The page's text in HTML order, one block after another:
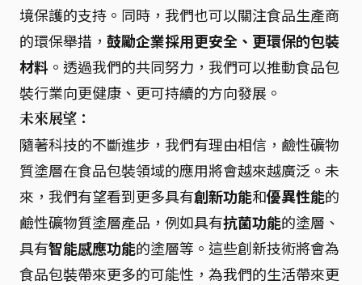
境保護的支持。同時，我們也可以關注食品生產商
的環保舉措， 鼓勵企業採用更安全、更環保的包裝
材料 。透過我們的共同努力，我們可以推動食品包
裝行業向更健康、更可持續的方向發展。
未來展望：
隨著科技的不斷進步，我們有理由相信，鹼性礦物
質塗層在食品包裝領域的應用將會越來越廣泛。未
來，我們有望看到更多具有創新功能和優異性能的
鹼性礦物質塗層產品，例如具有抗菌功能的塗層、
具有智能感應功能的塗層等。這些創新技術將會為
食品包裝帶來更多的可能性，為我們的生活帶來更